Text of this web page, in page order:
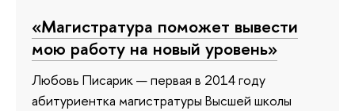
«Магистратура поможет вывести
мою работу на новый уровень»
Любовь Писарик — первая в 2014 году
абитуриентка магистратуры Высшей школы